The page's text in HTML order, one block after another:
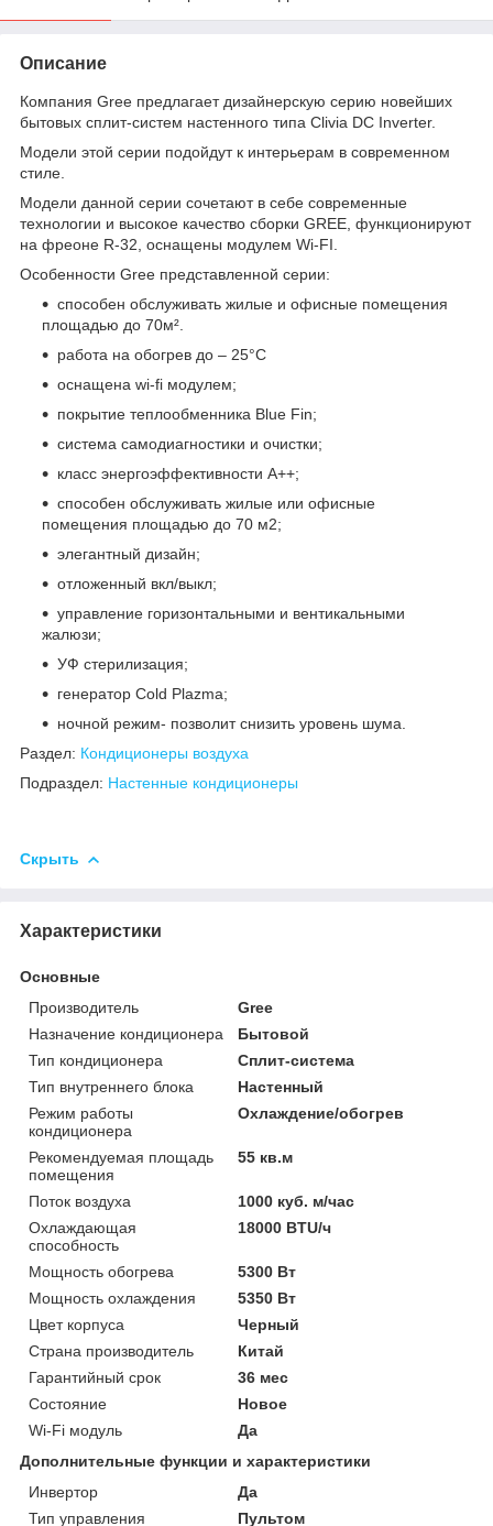
Описание
Компания Gree предлагает дизайнерскую серию новейших
бытовых сплит-систем настенного типа Clivia DC Inverter.
Модели этой серии подойдут к интерьерам в современном
стиле.
Модели данной серии сочетают в себе современные
технологии и высокое качество сборки GREE, функционируют
на фреоне R-32, оснащены модулем Wi-FI.
Особенности Gree представленной серии:
способен обслуживать жилые и офисные помещения
площадью до 70м².
работа на обогрев до – 25°С
оснащена wi-fi модулем;
покрытие теплообменника Blue Fin;
система самодиагностики и очистки;
класс энергоэффективности A++;
способен обслуживать жилые или офисные
помещения площадью до 70 м2;
элегантный дизайн;
отложенный вкл/выкл;
управление горизонтальными и вентикальными
жалюзи;
УФ стерилизация;
генератор Cold Plazma;
ночной режим- позволит снизить уровень шума.
Раздел: Кондиционеры воздуха
Подраздел: Настенные кондиционеры
Скрыть
Характеристики
Основные
Производитель
Gree
Назначение кондиционера
Бытовой
Тип кондиционера
Сплит-система
Тип внутреннего блока
Настенный
Режим работы
кондиционера
Охлаждение/обогрев
Рекомендуемая площадь
помещения
55 кв.м
Поток воздуха
1000 куб. м/час
Охлаждающая
способность
18000 BTU/ч
Мощность обогрева
5300 Вт
Мощность охлаждения
5350 Вт
Цвет корпуса
Черный
Страна производитель
Китай
Гарантийный срок
36 мес
Состояние
Новое
Wi-Fi модуль
Да
Дополнительные функции и характеристики
Инвертор
Да
Тип управления
Пультом